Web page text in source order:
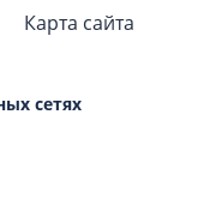
Карта сайта
сетях